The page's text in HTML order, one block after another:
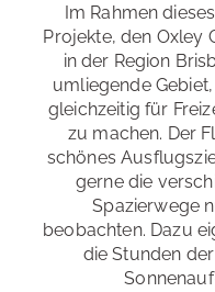
Im Rahmen
Projekte, den Oxley
in der Region
umliegende
gleichzeitig für
zu machen. Der
schönes
gerne die
Spazierwege
beobachten. Dazu
die Stunden
Bildungsurlaub:
Brandenburg,
Rheinland-Pfalz,
Holstein, Thüringen
Alle Sprachkurse
Gastfamilien: EZ oder
Wochenenden)
Schülerresidenz : ohne
Hotels oder B&Bs:
Moreton Island und
der Küste in der Nähe
atemberaubenden
Zuflucht aus der
Strände, kristallklares
Wildtiere, wie
auch aktiv werden auf
der Küste oder im
Schnorcheln oder
wirklich ein Traum für
auch für bequeme